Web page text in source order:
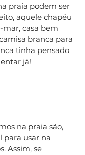
praia podem ser
aquele chapéu
casa bem
branca para
tinha pensado
já!
na praia são,
para usar na
Assim, se